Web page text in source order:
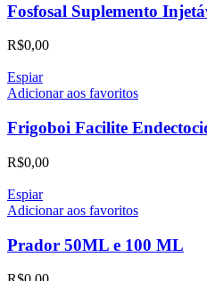
Fosfosal Suplemento
R$0,00
Espiar
Adicionar aos favoritos
Frigoboi Facilite
R$0,00
Espiar
Adicionar aos favoritos
Prador 50ML e 100 ML